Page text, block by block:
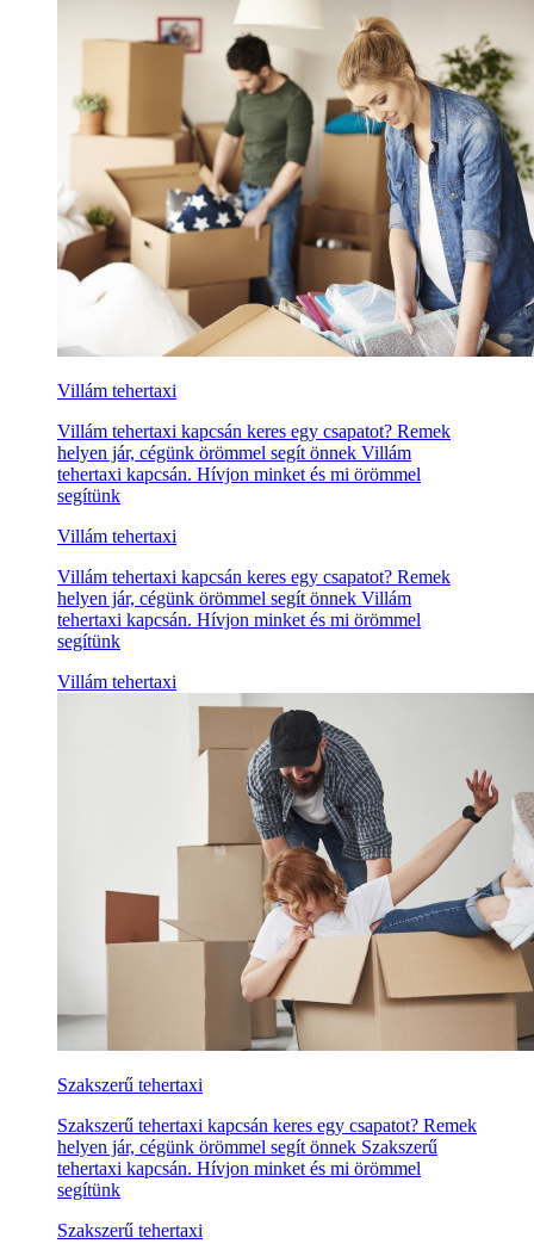
Villám tehertaxi
Villám tehertaxi kapcsán keres egy csapatot? Remek
helyen jár, cégünk örömmel segít önnek Villám
tehertaxi kapcsán. Hívjon minket és mi örömmel
segítünk
Villám tehertaxi
Villám tehertaxi kapcsán keres egy csapatot? Remek
helyen jár, cégünk örömmel segít önnek Villám
tehertaxi kapcsán. Hívjon minket és mi örömmel
segítünk
Villám tehertaxi
Szakszerű tehertaxi
Szakszerű tehertaxi kapcsán keres egy csapatot? Remek
helyen jár, cégünk örömmel segít önnek Szakszerű
tehertaxi kapcsán. Hívjon minket és mi örömmel
segítünk
Szakszerű tehertaxi